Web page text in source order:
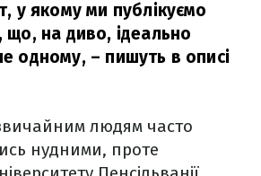
у якому ми публікуємо
на диво, ідеально
одному, – пишуть в описі
звичайним людям часто
нудними, проте